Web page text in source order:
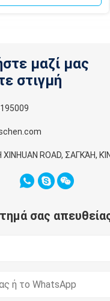
μαζί μας
στιγμή
ROAD, ΣΑΓΚΆΗ,
σας